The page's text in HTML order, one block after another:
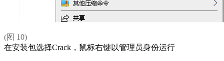
(图 10)
在安装包选择Crack，鼠标右键以管理员身份运行